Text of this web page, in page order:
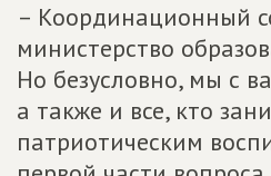
– Координационный
министерство
Но безусловно, мы с
а также и все, кто
патриотическим